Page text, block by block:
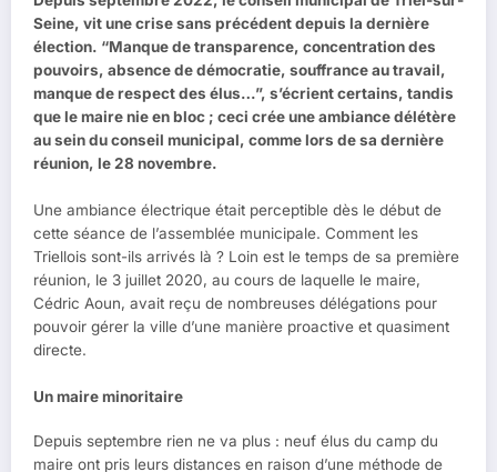
Seine, vit une crise sans précédent depuis la dernière
élection. “Manque de transparence, concentration des
pouvoirs, absence de démocratie, souffrance au travail,
manque de respect des élus…”, s’écrient certains, tandis
que le maire nie en bloc ; ceci crée une ambiance délétère
au sein du conseil municipal, comme lors de sa dernière
réunion, le 28 novembre.
Une ambiance électrique était perceptible dès le début de
cette séance de l’assemblée municipale. Comment les
Triellois sont-ils arrivés là ? Loin est le temps de sa première
réunion, le 3 juillet 2020, au cours de laquelle le maire,
Cédric Aoun, avait reçu de nombreuses délégations pour
pouvoir gérer la ville d’une manière proactive et quasiment
directe.
Un maire minoritaire
Depuis septembre rien ne va plus : neuf élus du camp du
maire ont pris leurs distances en raison d’une méthode de